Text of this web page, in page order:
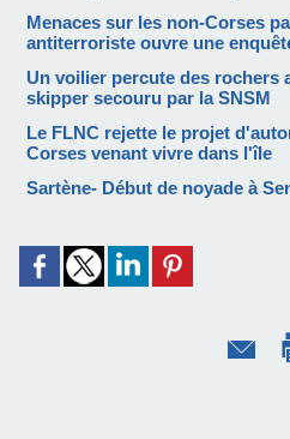
Menaces sur les non-Corses
antiterroriste ouvre une
Un voilier percute des rochers
skipper secouru par la SNSM
Le FLNC rejette le projet
Corses venant vivre dans l'île
Sartène- Début de noyade à